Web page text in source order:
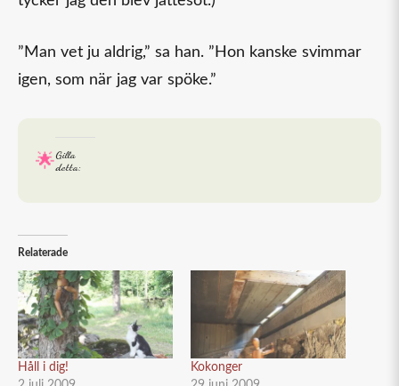
”Man vet ju aldrig,” sa han. ”Hon kanske svimmar
igen, som när jag var spöke.”
Gilla
detta:
Relaterade
Håll i dig!
Kokonger